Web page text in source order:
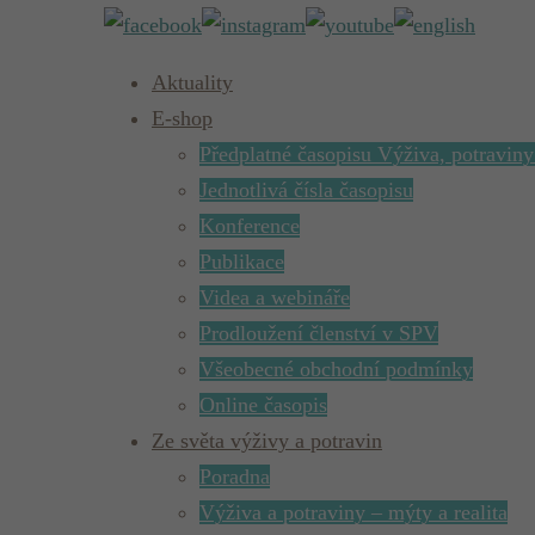
Aktuality
E-shop
Předplatné časopisu Výživa,
Jednotlivá čísla časopisu
Konference
Publikace
Videa a webináře
Prodloužení členství v SPV
Všeobecné obchodní podmínky
Online časopis
Ze světa výživy a potravin
Poradna
Výživa a potraviny – mýty a realita